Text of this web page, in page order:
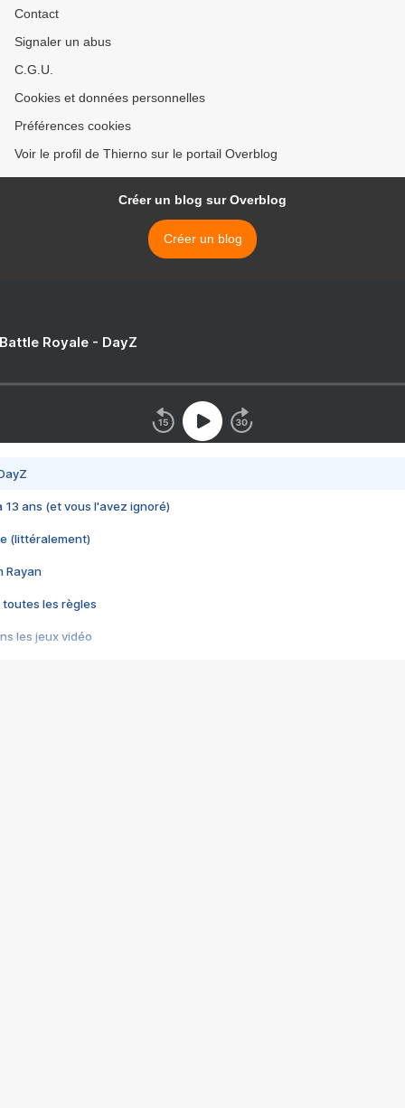
Contact
Signaler un abus
C.G.U.
Cookies et données personnelles
Préférences cookies
Voir le profil de Thierno sur le portail Overblog
Créer un blog sur Overblog
Créer un blog
Royale - DayZ
13 ans (et vous l'avez ignoré)
(littéralement)
Rayan
toutes les règles
les jeux vidéo